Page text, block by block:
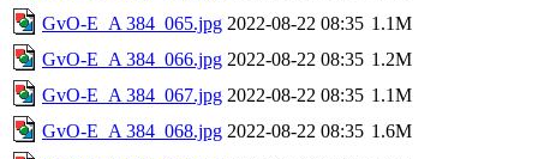
GvO-E_A 384_065.jpg 2022-08-22 08:35 1.1M
GvO-E_A 384_066.jpg 2022-08-22 08:35 1.2M
GvO-E_A 384_067.jpg 2022-08-22 08:35 1.1M
GvO-E_A 384_068.jpg 2022-08-22 08:35 1.6M